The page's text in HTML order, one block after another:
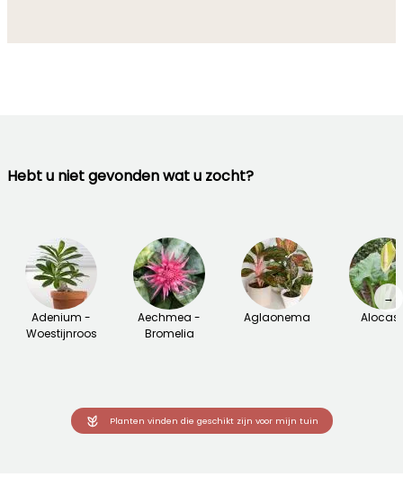
Hebt u niet gevonden wat u zocht?
Adenium -
Woestijnroos
Aechmea -
Bromelia
Aglaonema
→
Planten vinden die geschikt zijn voor mijn tuin